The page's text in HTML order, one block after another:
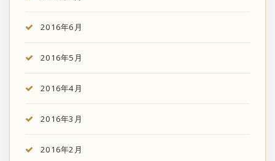
2016年6月
2016年5月
2016年4月
2016年3月
2016年2月